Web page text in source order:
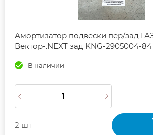
Амортизатор подвески пер/зад
Вектор-.NEXT зад KNG-2905004-
В наличии
2 шт